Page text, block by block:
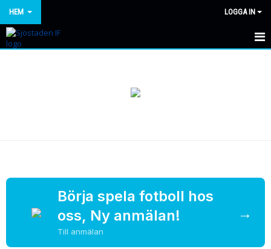
HEM LOGGA IN
DOKUMENT
VÅRA LAG/TRÄNARE
Börja spela fotboll hos
oss, Ny anmälan!
Till anmälan
→